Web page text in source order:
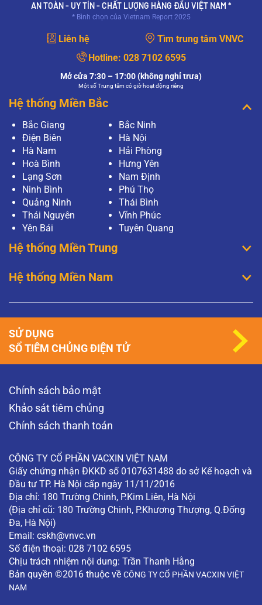
AN TOÀN - UY TÍN - CHẤT LƯỢNG HÀNG ĐẦU VIỆT NAM *
* Bình chọn của Vietnam Report 2025
Liên hệ
Tìm trung tâm VNVC
Hotline: 028 7102 6595
Mở cửa 7:30 – 17:00 (không nghỉ trưa)
Một số Trung tâm có giờ hoạt động riêng
Hệ thống Miền Bắc
Bắc Giang
Bắc Ninh
Điện Biên
Hà Nội
Hà Nam
Hải Phòng
Hoà Bình
Hưng Yên
Lạng Sơn
Nam Định
Ninh Bình
Phú Thọ
Quảng Ninh
Thái Bình
Thái Nguyên
Vĩnh Phúc
Yên Bái
Tuyên Quang
Hệ thống Miền Trung
Hệ thống Miền Nam
Chính sách bảo mật
Khảo sát tiêm chủng
Chính sách thanh toán
CÔNG TY CỔ PHẦN VACXIN VIỆT NAM
Giấy chứng nhận ĐKKD số 0107631488 do sở Kế hoạch và
Đầu tư TP. Hà Nội cấp ngày 11/11/2016
Địa chỉ: 180 Trường Chinh, P.Kim Liên, Hà Nội
(Địa chỉ cũ: 180 Trường Chinh, P.Khương Thượng, Q.Đống
Đa, Hà Nội)
Email: cskh@vnvc.vn
Số điện thoại: 028 7102 6595
Chịu trách nhiệm nội dung: Trần Thanh Hằng
Bản quyền ©2016 thuộc về CÔNG TY CỔ PHẦN VACXIN VIỆT
NAM
SỬ DỤNG
SỔ TIÊM CHỦNG ĐIỆN TỬ